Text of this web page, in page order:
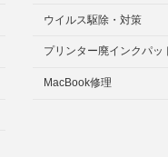
ウイルス駆除・対策
プリンター廃インクパッ
MacBook修理